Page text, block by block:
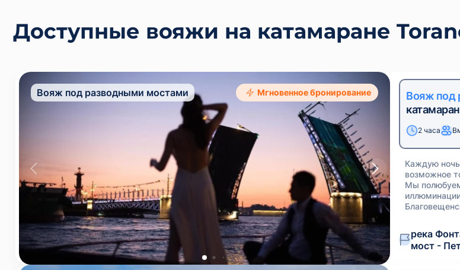
Доступные вояжи на катамаране
Вояж под разводными мостами Мгновенное бронирование Вояж под
2 часа
Каждую
возможное
Мы
река
мост -